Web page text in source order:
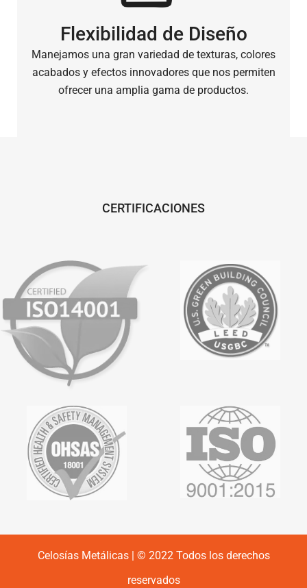
Flexibilidad de Diseño
Manejamos una gran variedad de texturas, colores
acabados y efectos innovadores que nos permiten
ofrecer una amplia gama de productos.
CERTIFICACIONES
Celosías Metálicas | © 2022 Todos los derechos
reservados